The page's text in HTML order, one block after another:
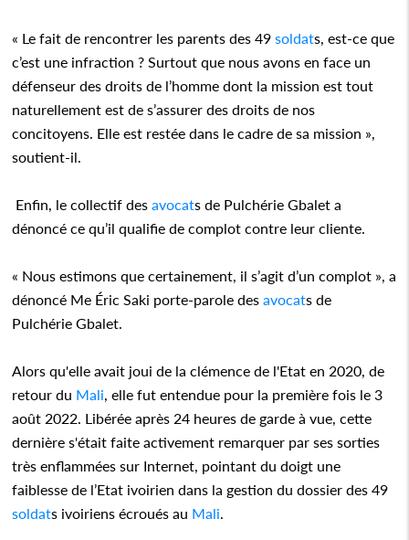
« Le fait de rencontrer les parents des 49soldats, est-ce que
c’est une infraction ? Surtout que nous avons en face un
défenseur des droits de l’homme dont la mission est tout
naturellement est de s’assurer des droits de nos
concitoyens. Elle est restée dans le cadre de sa mission »,
soutient-il.
Enfin, le collectif desavocats de Pulchérie Gbalet a
dénoncé ce qu’il qualifie de complot contre leur cliente.
« Nous estimons que certainement, il s’agit d’un complot », a
dénoncé Me Éric Saki porte-parole desavocats de
Pulchérie Gbalet.
Alors qu'elle avait joui de la clémence de l'Etat en 2020, de
retour du Mali, elle fut entendue pour la première fois le 3
août 2022. Libérée après 24 heures de garde à vue, cette
dernière s'était faite activement remarquer par ses sorties
très enflammées sur Internet, pointant du doigt une
faiblesse de l’Etat ivoirien dans la gestion du dossier des 49
soldats ivoiriens écroués au Mali.